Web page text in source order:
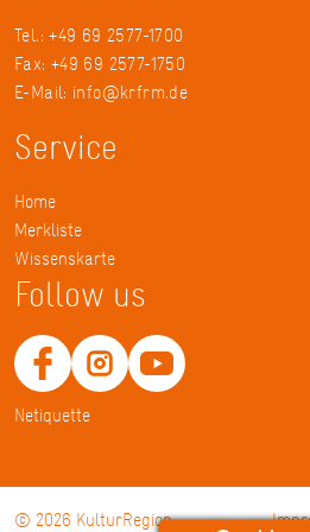
Tel.: +49 69 2577-1700
Fax: +49 69 2577-1750
E-Mail: info@krfrm.de
Service
Home
Merkliste
Wissenskarte
Follow us
Netiquette
© 2026 KulturRegion